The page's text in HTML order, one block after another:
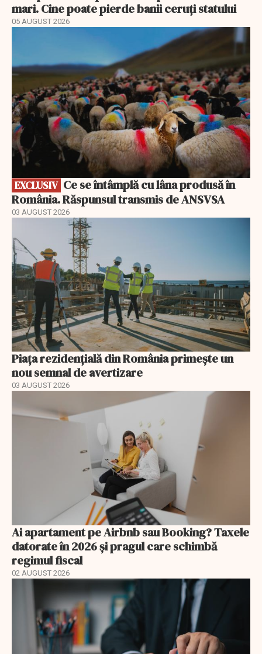
mari. Cine poate pierde banii ceruți statului
05 AUGUST 2026
EXCLUSIV
România. Răspunsul transmis de ANSVSA
03 AUGUST 2026
Piața rezidențială din România primește un
nou semnal de avertizare
03 AUGUST 2026
Ai apartament pe Airbnb sau Booking? Taxele
datorate în 2026 și pragul care schimbă
regimul fiscal
02 AUGUST 2026